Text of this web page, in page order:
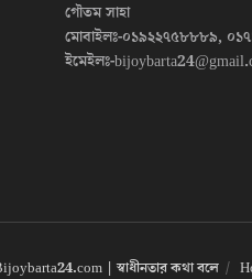
গৌতম সাহা
মোবাইলঃ-০১৯২২৭৫৮৮৮৯,
ইমেইলঃ-
| স্বাধীনতার কথা বলে